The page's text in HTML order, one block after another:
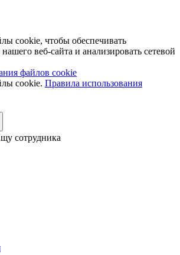
cookie, чтобы обеспечивать
веб-сайта и анализировать сетевой
файлов cookie
cookie. Правила использования
сотрудника